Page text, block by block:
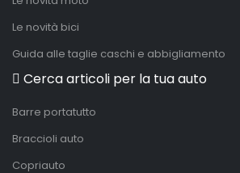
Le novità bici
Guida alle taglie caschi e abbigliamento
Cerca articoli per la tua auto
Barre portatutto
Braccioli auto
Copriauto